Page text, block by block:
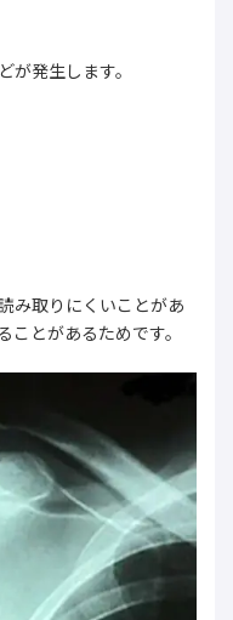
発生します。
み取りにくいことがあ
とがあるためです。